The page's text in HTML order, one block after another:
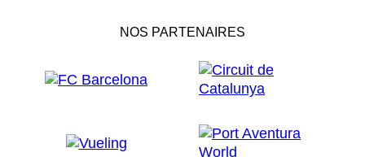
NOS PARTENAIRES